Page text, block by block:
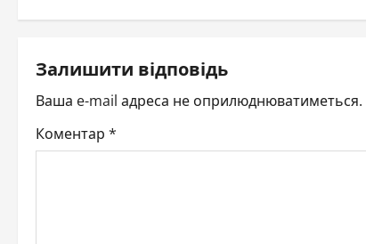
n
a
v
Залишити відповідь
Ваша e-mail адреса не оприлюднюватиметься.
Коментар *